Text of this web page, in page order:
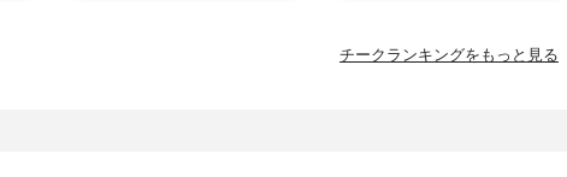
チークランキングをもっと見る